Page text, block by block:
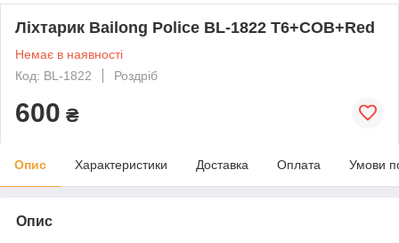
Ліхтарик Bailong Police BL-1822 T6+COB+Red
Немає в наявності
Код: BL-1822
Роздріб
600 ₴
Опис Характеристики Доставка Оплата Умови
Опис